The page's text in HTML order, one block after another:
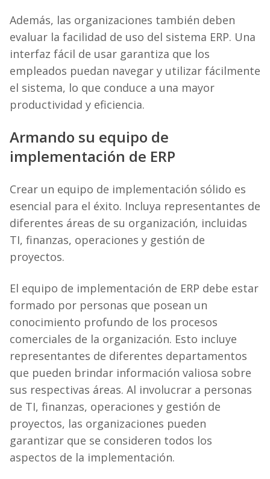
Además, las organizaciones también deben
evaluar la facilidad de uso del sistema ERP. Una
interfaz fácil de usar garantiza que los
empleados puedan navegar y utilizar fácilmente
el sistema, lo que conduce a una mayor
productividad y eficiencia.
Armando su equipo de
implementación de ERP
Crear un equipo de implementación sólido es
esencial para el éxito. Incluya representantes de
diferentes áreas de su organización, incluidas
TI, finanzas, operaciones y gestión de
proyectos.
El equipo de implementación de ERP debe estar
formado por personas que posean un
conocimiento profundo de los procesos
comerciales de la organización. Esto incluye
representantes de diferentes departamentos
que pueden brindar información valiosa sobre
sus respectivas áreas. Al involucrar a personas
de TI, finanzas, operaciones y gestión de
proyectos, las organizaciones pueden
garantizar que se consideren todos los
aspectos de la implementación.